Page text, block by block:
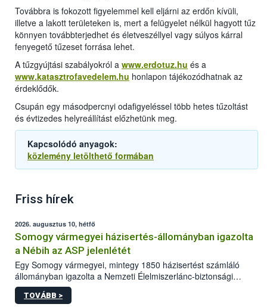
Továbbra is fokozott figyelemmel kell eljárni az erdőn kívüli,
illetve a lakott területeken is, mert a felügyelet nélkül hagyott tűz
könnyen továbbterjedhet és életveszéllyel vagy súlyos kárral
fenyegető tűzeset forrása lehet.
A tűzgyújtási szabályokról a www.erdotuz.hu és a
www.katasztrofavedelem.hu honlapon tájékozódhatnak az
érdeklődők.
Csupán egy másodpercnyi odafigyeléssel több hetes tűzoltást
és évtizedes helyreállítást előzhetünk meg.
Kapcsolódó anyagok:
közlemény letölthető formában
Friss hírek
2026. augusztus 10, hétfő
Somogy vármegyei házisertés-állományban igazolta
a Nébih az ASP jelenlétét
Egy Somogy vármegyei, mintegy 1850 házisertést számláló
állományban igazolta a Nemzeti Élelmiszerlánc-biztonsági
Hivatal (Nébih) laboratóriuma az afrikai sertéspestis (ASP) vírus
jelenlétét. Az országos főállatorvos azonnal elrendelte a
TOVÁBB >